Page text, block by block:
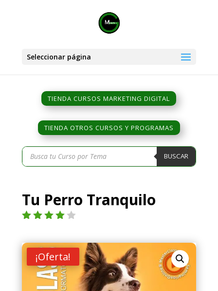
Seleccionar página
TIENDA CURSOS MARKETING DIGITAL
TIENDA OTROS CURSOS Y PROGRAMAS
Búsqueda
de
productos
BUSCAR
Tu Perro Tranquilo
4.00de
5 en
base a
valoraci
ón de
¡Oferta!